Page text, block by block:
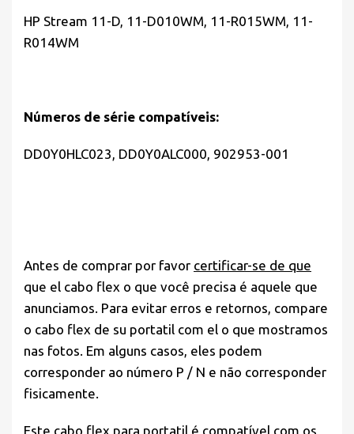
HP Stream 11-D, 11-D010WM, 11-R015WM, 11-
R014WM
Números de série compatíveis:
DD0Y0HLC023, DD0Y0ALC000, 902953-001
Antes de comprar por favor certificar-se de que
que el cabo flex o que você precisa é aquele que
anunciamos. Para evitar erros e retornos, compare
o cabo flex de su portatil com el o que mostramos
nas fotos. Em alguns casos, eles podem
corresponder ao número P / N e não corresponder
fisicamente.
Este cabo flex para portatil é compatível com os